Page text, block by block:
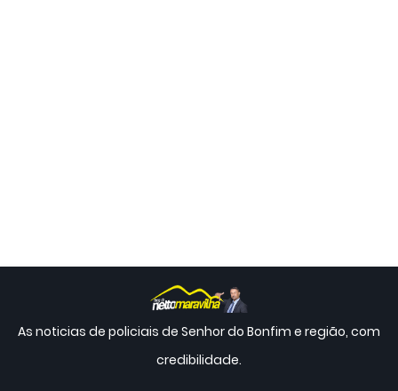
As noticias de policiais de Senhor do Bonfim e região, com
credibilidade.